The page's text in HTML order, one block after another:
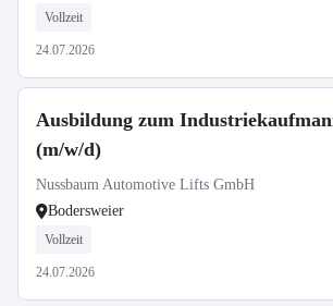
Vollzeit
24.07.2026
Ausbildung zum
(m/w/d)
Nussbaum Automotive Lifts GmbH
Bodersweier
Vollzeit
24.07.2026